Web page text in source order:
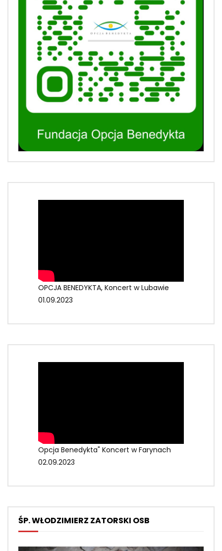
OPCJA BENEDYKTA, Koncert w Lubawie
01.09.2023
Opcja Benedykta" Koncert w Farynach
02.09.2023
ŚP. WŁODZIMIERZ ZATORSKI OSB